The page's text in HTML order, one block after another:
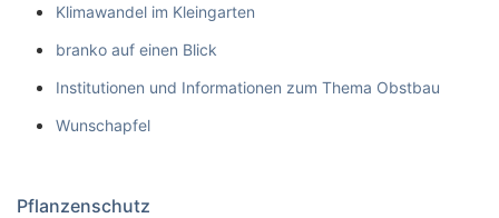
Klimawandel im Kleingarten
branko auf einen Blick
Institutionen und Informationen zum Thema Obstbau
Wunschapfel
Pflanzenschutz